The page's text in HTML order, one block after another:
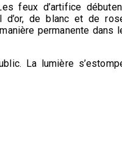
feux d’artifice
d’or, de blanc et de
permanente dans
La lumière